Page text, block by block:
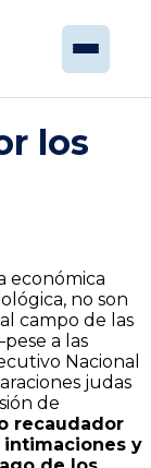
los
económica
no son
campo de las
a las
Nacional
judas
de
recaudador
y